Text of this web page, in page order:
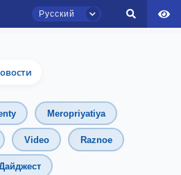
Русский
Meropriyatiya
Video Raznoe
ТГЮУ